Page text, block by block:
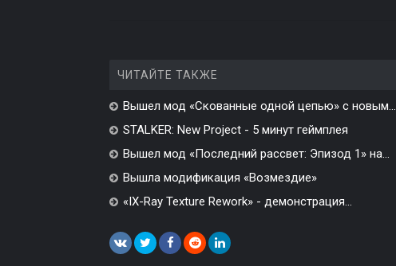
ЧИТАЙТЕ ТАКЖЕ
Вышел мод «Скованные одной цепью» с новым...
STALKER: New Project - 5 минут геймплея
Вышел мод «Последний рассвет: Эпизод 1» на...
Вышла модификация «Возмездие»
«IX-Ray Texture Rework» - демонстрация...